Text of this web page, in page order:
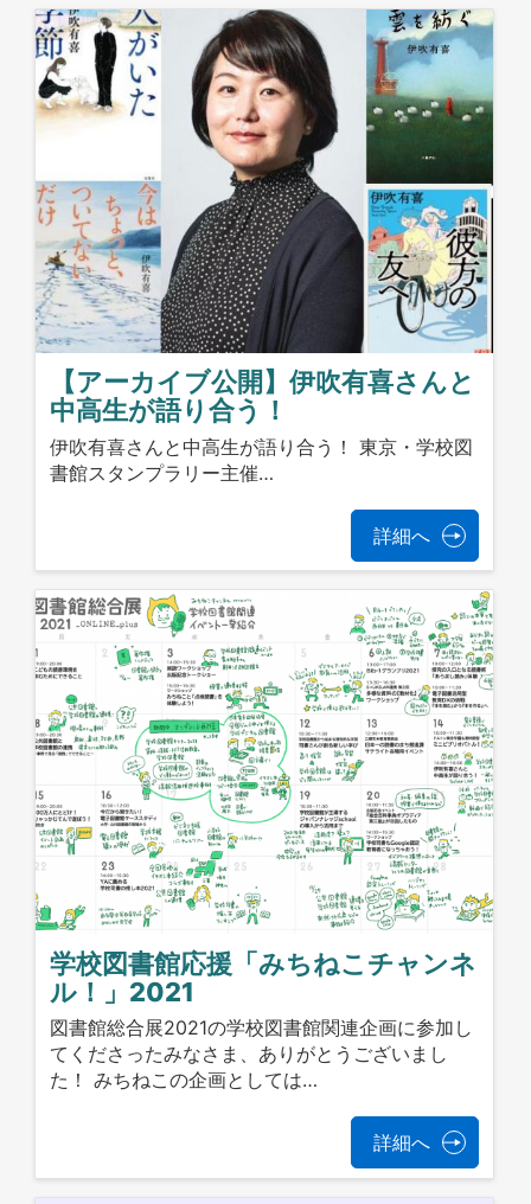
【アーカイブ公開】伊吹有喜さんと
中高生が語り合う！
伊吹有喜さんと中高生が語り合う！ 東京・学校図
書館スタンプラリー主催…
詳細へ
学校図書館応援「みちねこチャンネ
ル！」2021
図書館総合展2021の学校図書館関連企画に参加し
てくださったみなさま、ありがとうございまし
た！ みちねこの企画としては…
詳細へ